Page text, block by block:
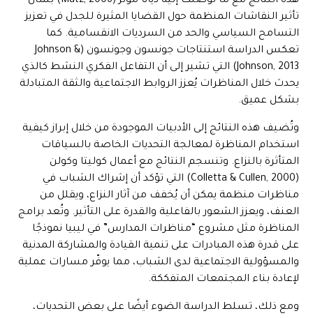
تأثير النقاشات المنظمة حول القضايا المثيرة للجدل في تعزيز
التسامح السياسي والحد من السرديات الانقسامية. كما
تعكس الدراسة استنتاجات جونسون وجونسون (Johnson &
Johnson, 2013) التي تشير إلى أن التفاعل الفكري النشط كالذي
يحدث خلال المناظرات يُعزز الروابط الاجتماعية والثقة المتبادلة
بشكل عميق.
وتُضيف هذه النتائج إلى الأدبيات الموجودة من خلال إبراز كيفية
استخدام المناظرة لمعالجة التحديات الخاصة بالسياقات
المتأثرة بالنزاع. وتنسجم النتائج مع أعمال كوليتا وكولن
(Colletta & Cullen, 2000) التي تؤكد أن إشراك الشباب في
مناظرات منظمة يمكن أن يُخفف من آثار النزاع، ويقلل من
العنف، ويعزز الشعور بالفاعلية والقدرة على التأثير. وتُعد برامج
المناظرة مثل مشروع “مناظرات المدارس” في ليبيا نموذجًا
على قدرة هذه المبادرات على تنمية القيادة والمشاركة المدنية
والمسؤولية الاجتماعية لدى الشباب، مما يوفّر مسارات عملية
لإعادة بناء المجتمعات المتفككة.
ومع ذلك، تسلط الدراسة الضوء أيضًا على بعض التحديات،